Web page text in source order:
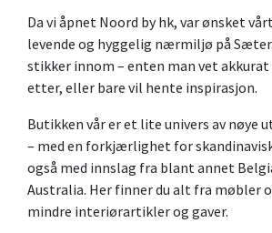
Da vi åpnet Noord by hk, var ønsket
levende og hyggelig nærmiljø på
stikker innom – enten man vet
etter, eller bare vil hente inspirasjon.
Butikken vår er et lite univers av nøye
– med en forkjærlighet for
også med innslag fra blant annet
Australia. Her finner du alt fra møbler
mindre interiørartikler og gaver.